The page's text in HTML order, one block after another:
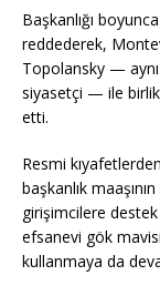
Başkanlığı
reddederek,
Topolansky — aynı
siyasetçi — ile
etti.
Resmi
başkanlık
girişimcilere destek
efsanevi gök
kullanmaya da